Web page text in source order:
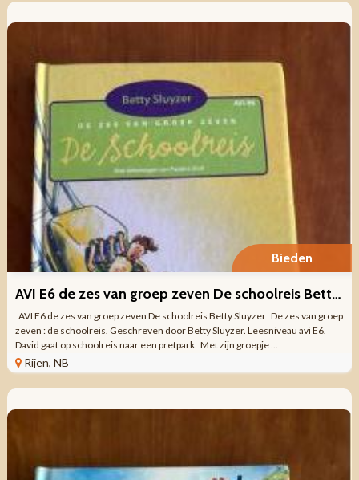
Bieden
AVI E6 de zes van groep zeven De schoolreis Betty Sluyzer
AVI E6 de zes van groep zeven De schoolreis Betty Sluyzer De zes van groep
zeven : de schoolreis. Geschreven door Betty Sluyzer. Leesniveau avi E6.
David gaat op schoolreis naar een pretpark. Met zijn groepje ...
Rijen, NB